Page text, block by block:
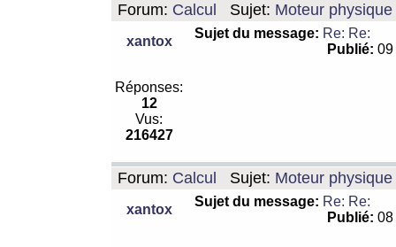
Forum: Calcul Sujet: Moteur
xantox
Sujet du message: Re: Re:
Publié:
Réponses:
12
Vus:
216427
Forum: Calcul Sujet: Moteur
xantox
Sujet du message: Re: Re:
Publié: